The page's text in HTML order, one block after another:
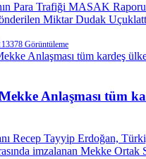
Para Trafiği MASAK
Miktar Dudak
13378 Görüntüleme
Anlaşması tüm
Recep Tayyip Erdoğan,
imzalanan Mekke Ortak